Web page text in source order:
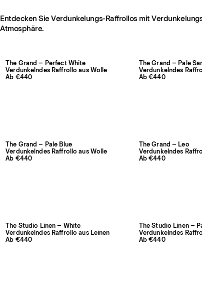
Entdecken Sie Verdunkelungs-Raffrollos mit
Atmosphäre.
The Grand – Perfect White
Verdunkelndes Raffrollo aus Wolle
Ab €440
The Grand – Pale
Verdunkelndes
Ab €440
The Grand – Pale Blue
Verdunkelndes Raffrollo aus Wolle
Ab €440
The Grand – Leo
Verdunkelndes
Ab €440
The Studio Linen – White
Verdunkelndes Raffrollo aus Leinen
Ab €440
The Studio Linen –
Verdunkelndes
Ab €440